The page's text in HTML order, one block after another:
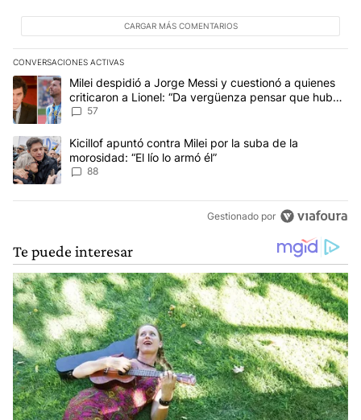
CARGAR MÁS COMENTARIOS
CONVERSACIONES ACTIVAS
Este listado muestra los artículos con más comentarios en los
Un artículo de tendencia con el título "Milei despidió a Jorge
Milei despidió a Jorge Messi y cuestionó a quienes
criticaron a Lionel: “Da vergüenza pensar que hubo
anti-Messi”
57
Un artículo de tendencia con el título "Kicillof apuntó contra Milei
Kicillof apuntó contra Milei por la suba de la
morosidad: “El lío lo armó él”
88
Gestionado por